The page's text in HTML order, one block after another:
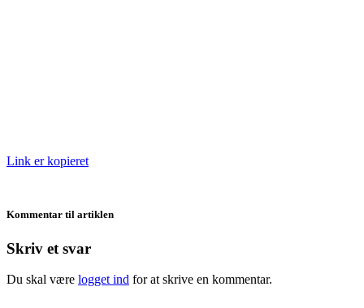
Link er kopieret
Kommentar til artiklen
Skriv et svar
Du skal være logget ind for at skrive en kommentar.